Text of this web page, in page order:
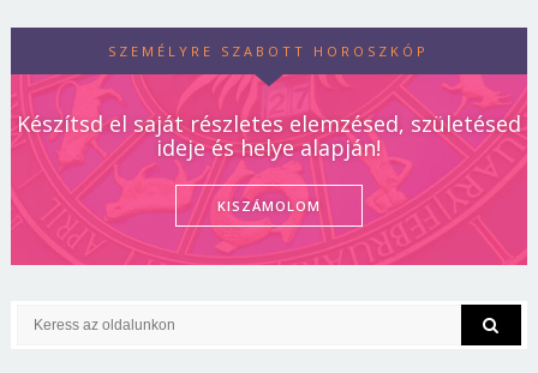
SZEMÉLYRE SZABOTT HOROSZKÓP
Készítsd el saját részletes elemzésed, születésed
ideje és helye alapján!
KISZÁMOLOM